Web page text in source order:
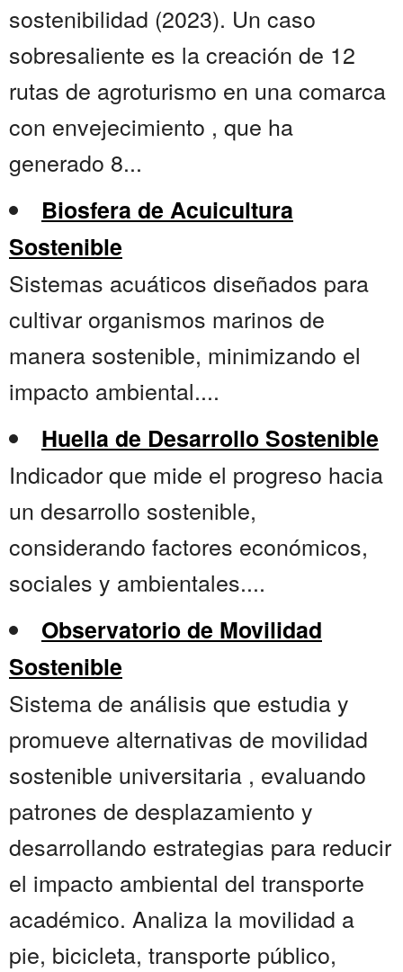
sostenibilidad (2023). Un caso
sobresaliente es la creación de 12
rutas de agroturismo en una comarca
con envejecimiento , que ha
generado 8...
Biosfera de Acuicultura
Sostenible
Sistemas acuáticos diseñados para
cultivar organismos marinos de
manera sostenible, minimizando el
impacto ambiental....
Huella de Desarrollo Sostenible
Indicador que mide el progreso hacia
un desarrollo sostenible,
considerando factores económicos,
sociales y ambientales....
Observatorio de Movilidad
Sostenible
Sistema de análisis que estudia y
promueve alternativas de movilidad
sostenible universitaria , evaluando
patrones de desplazamiento y
desarrollando estrategias para reducir
el impacto ambiental del transporte
académico. Analiza la movilidad a
pie, bicicleta, transporte público,